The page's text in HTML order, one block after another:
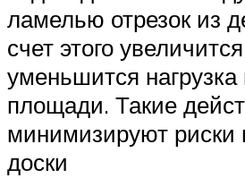
ламелью отрезок из
счет этого
уменьшится
площади. Такие
минимизируют риски
доски